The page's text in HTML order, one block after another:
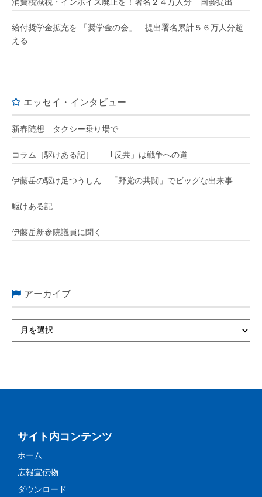
給付奨学金拡充を 「奨学金の会」 提出署名累計５６万人分超
える
エッセイ・インタビュー
新春随想 タクシー乗り場で
コラム［駆けある記］ ｢反共」は戦争への道
伊藤岳の駆け足つうしん 「野党の共闘」でビッグな出来事
駆けある記
伊藤岳新参院議員に聞く
アーカイブ
サイト内コンテンツ
ホーム
広報宣伝物
ダウンロード